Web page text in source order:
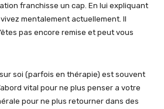
franchisse un cap. En lui expliquant
mentalement actuellement. Il
pas encore remise et peut vous
soi (parfois en thérapie) est souvent
vital pour ne plus penser a votre
pour ne plus retourner dans des